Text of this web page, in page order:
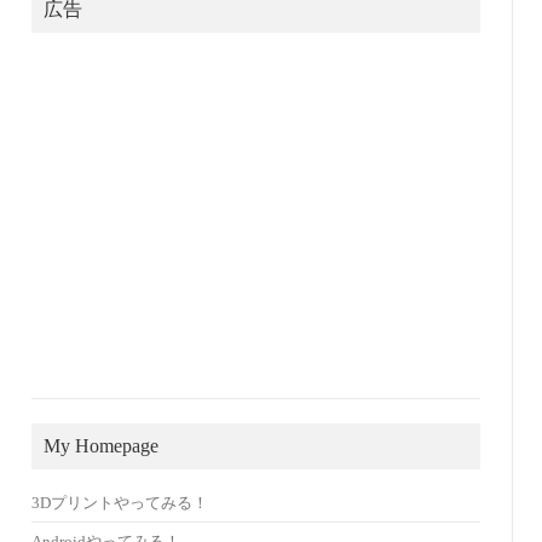
広告
My Homepage
3Dプリントやってみる！